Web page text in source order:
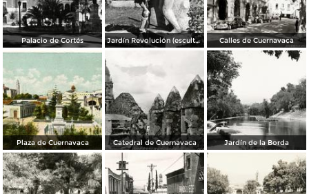
Palacio de Cortés Jardín Revolución (escultura de El Niño Meón) Calles de Cuernavaca
Plaza de Cuernavaca Catedral de Cuernavaca Jardín de la Borda